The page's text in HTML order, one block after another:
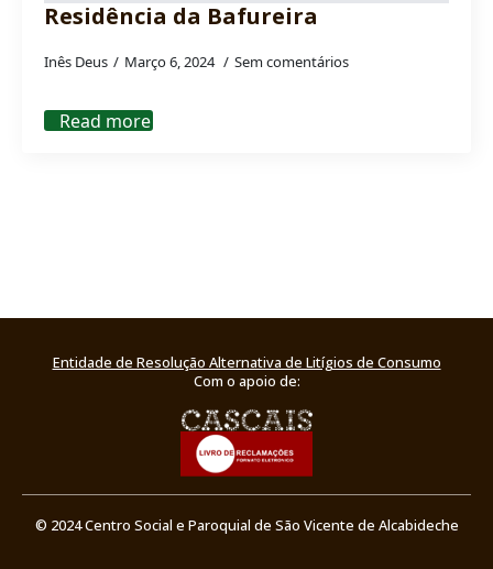
Residência da Bafureira
Inês Deus Março 6, 2024 Sem comentários
Read more
Entidade de Resolução Alternativa de Litígios de Consumo
Com o apoio de:
© 2024 Centro Social e Paroquial de São Vicente de Alcabideche